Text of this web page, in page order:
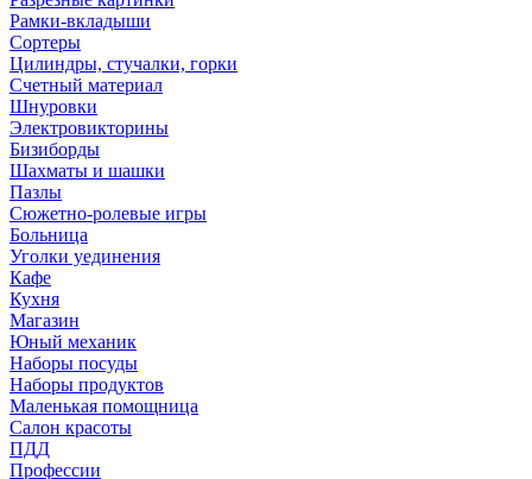
Рамки-вкладыши
Сортеры
Цилиндры, стучалки, горки
Счетный материал
Шнуровки
Электровикторины
Бизиборды
Шахматы и шашки
Пазлы
Сюжетно-ролевые игры
Больница
Уголки уединения
Кафе
Кухня
Магазин
Юный механик
Наборы посуды
Наборы продуктов
Маленькая помощница
Салон красоты
ПДД
Профессии